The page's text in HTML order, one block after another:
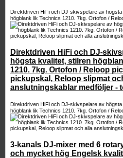
Direktdriven HiFi och DJ-skivspelare av
högblank lik Technics 1210. 7kg. Ortofon /
Direktdriven HiFi och DJ-
högsta kvalitet, stilren
1210. 7kg. Ortofon / Reloop
pickupskal, Reloop slipmat
anslutningskablar medföljer -
Direktdriven HiFi och DJ-skivspelare av
högblank lik Technics 1210. 7kg. Ortofon /
3-kanals DJ-mixer med 6
och mycket hög Engelsk